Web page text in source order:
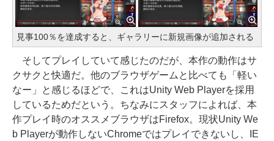
見事100％を達成すると、ギャラリーに新規画像が追加される
そしてプレイしていて感じたのだが、本作の動作はサ
クサクと快適だ。他のブラウザゲームと比べても「軽い
なー」と感じるほどで、これはUnity Web Playerを採用
しているためだという。ちなみにスタッフによれば、本
作プレイ時のオススメブラウザはFirefox。現状Unity We
b Playerが動作しないChromeではプレイできないし、IE